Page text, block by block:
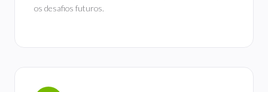
os desafios futuros.